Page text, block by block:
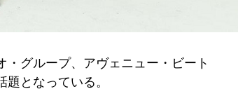
グループ、アヴェニュー・ビート
題となっている。